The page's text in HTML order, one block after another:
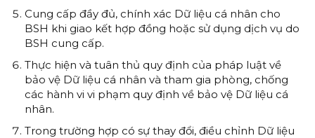
Cung cấp đầy đủ, chính xác Dữ liệu cá nhân cho
BSH khi giao kết hợp đồng hoặc sử dụng dịch vụ do
BSH cung cấp.
Thực hiện và tuân thủ quy định của pháp luật về
bảo vệ Dữ liệu cá nhân và tham gia phòng, chống
các hành vi vi phạm quy định về bảo vệ Dữ liệu cá
nhân.
Trong trường hợp có sự thay đổi, điều chỉnh Dữ liệu